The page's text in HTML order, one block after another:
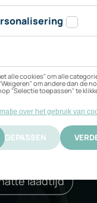
het beste
Certificering
laadtijd